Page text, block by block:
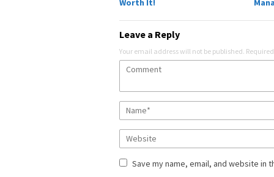
Leave a Reply
Your email address will not be published.
Save my name, email, and website in